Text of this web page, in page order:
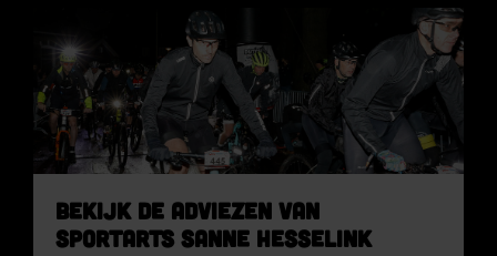
Bekijk de adviezen van
sportarts Sanne Hesselink